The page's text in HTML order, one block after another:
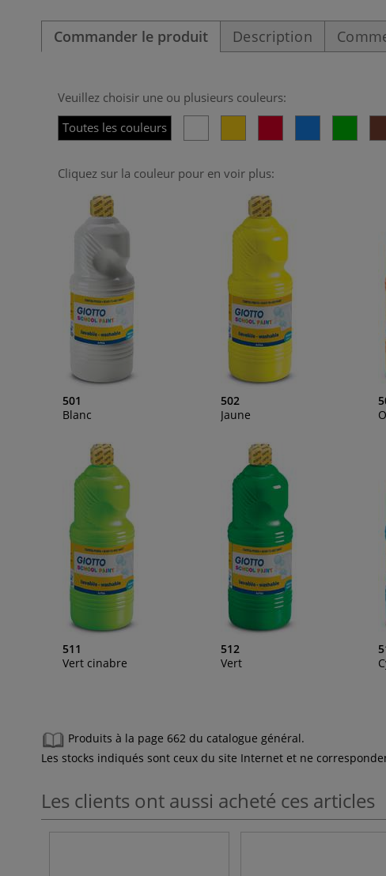
Commander le produit Description
Veuillez choisir une ou plusieurs couleurs:
Toutes les couleurs
Cliquez sur la couleur pour en voir plus:
501
Blanc
502
Jaune
511
Vert cinabre
512
Vert
Produits à la page 662 du catalogue général.
Les stocks indiqués sont ceux du site Internet et ne
Les clients ont aussi acheté ces articles